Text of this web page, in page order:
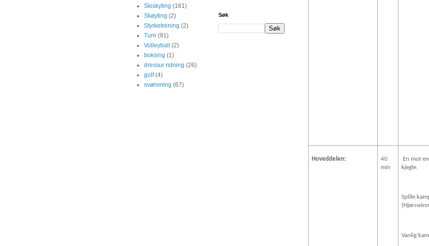
Hoveddelen:
40
min
En mot
kjegle.
Spille
Vanlig
Skiskyting (161)
Skøyting (2)
Styrketrening (2)
Turn (91)
Volleyball
(2)
boksing (1)
dressur ridning (26)
golf (4)
svømming (67)
Søk